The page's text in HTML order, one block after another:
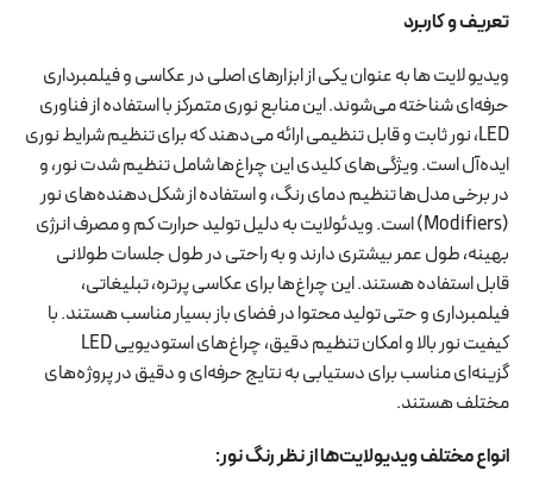
تعریف و کاربرد
ویدیو لایت ها به عنوان یکی از ابزارهای اصلی در عکاسی و فیلمبرداری
حرفه‌ای شناخته می‌شوند. این منابع نوری متمرکز با استفاده از فناوری
LED، نور ثابت و قابل تنظیمی ارائه می‌دهند که برای تنظیم شرایط نوری
ایده‌آل است. ویژگی‌های کلیدی این چراغ‌ها شامل تنظیم شدت نور، و
در برخی مدل‌ها تنظیم دمای رنگ، و استفاده از شکل‌دهنده‌های نور
(Modifiers) است. ویدئولایت به دلیل تولید حرارت کم و مصرف انرژی
بهینه، طول عمر بیشتری دارند و به راحتی در طول جلسات طولانی
قابل استفاده هستند. این چراغ‌ها برای عکاسی پرتره، تبلیغاتی،
فیلمبرداری و حتی تولید محتوا در فضای باز بسیار مناسب هستند. با
کیفیت نور بالا و امکان تنظیم دقیق، چراغ‌های استودیویی LED
گزینه‌ای مناسب برای دستیابی به نتایج حرفه‌ای و دقیق در پروژه‌های
مختلف هستند.
انواع مختلف ویدیولایت‌ها از نظر رنگ نور: